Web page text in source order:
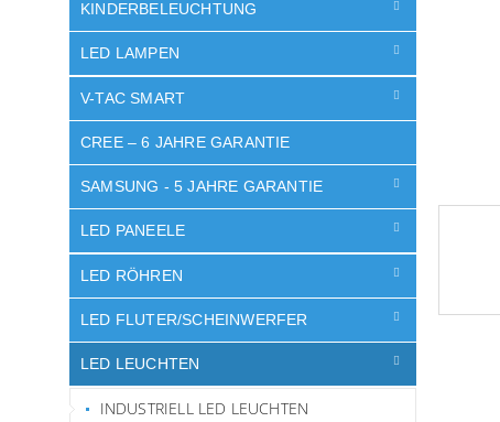
KINDERBELEUCHTUNG
LED LAMPEN
V-TAC SMART
CREE – 6 JAHRE GARANTIE
SAMSUNG - 5 JAHRE GARANTIE
LED PANEELE
LED RÖHREN
LED FLUTER/SCHEINWERFER
LED LEUCHTEN
INDUSTRIELL LED LEUCHTEN